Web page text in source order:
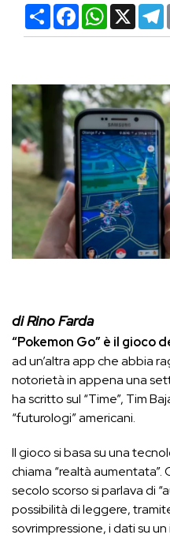
CondividiFacebookX
di Rino Farda
“Pokemon Go” è il gioco
ad un’altra app che abbia
notorietà in appena una
ha scritto sul “Time”, Tim
“futurologi” americani.
Il gioco si basa su una
chiama “realtà
secolo scorso si parlava di
possibilità di leggere,
sovrimpressione, i dati su